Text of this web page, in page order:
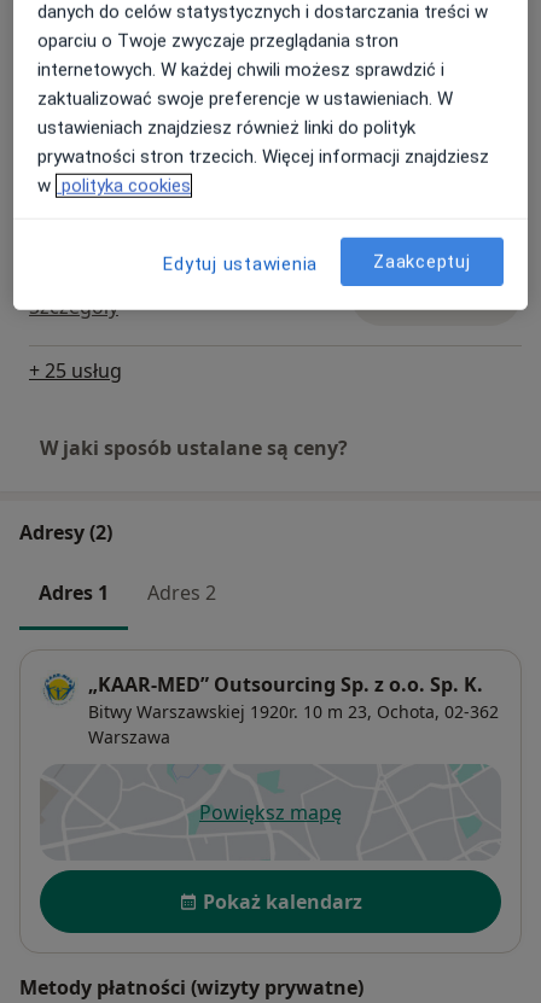
Zabieg ginekologiczny
Szczegóły Umów wizytę
Wkładka domaciczna
Szczegóły
Usuwanie zmian ginekologicznych
Szczegóły Umów wizytę
+ 25 usług
W jaki sposób ustalane są ceny?
Adresy (2)
Adres 1 Adres 2
„KAAR-MED” Outsourcing Sp. z o.o. Sp. K.
Bitwy Warszawskiej 1920r. 10 m 23, Ochota, 02-362
Warszawa
Powiększ mapęotwiera się w nowej karcie
Dostępność
Pokaż kalendarz
Metody płatności (wizyty prywatne)
danych do celów statystycznych i dostarczania treści w
oparciu o Twoje zwyczaje przeglądania stron
internetowych. W każdej chwili możesz sprawdzić i
zaktualizować swoje preferencje w ustawieniach. W
ustawieniach znajdziesz również linki do polityk
prywatności stron trzecich. Więcej informacji znajdziesz
w polityka cookies
Edytuj ustawienia Zaakceptuj